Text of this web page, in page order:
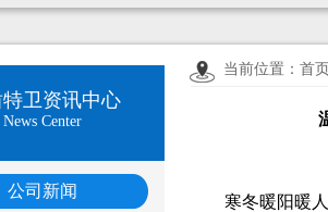
特卫资讯中心
News Center
公司新闻
当前位置：首
寒冬暖阳暖